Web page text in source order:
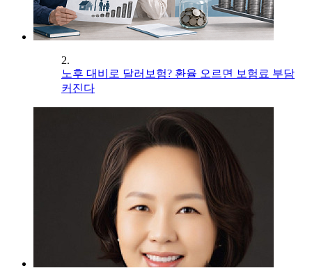
2.
노후 대비로 달러보험? 환율 오르면 보험료 부담
커진다